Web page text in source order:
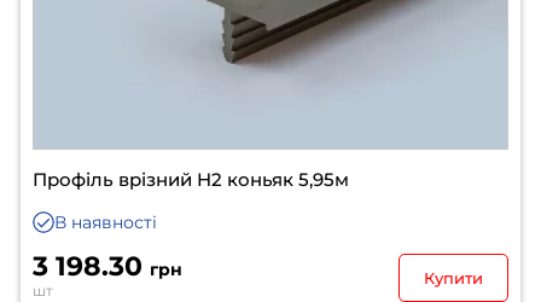
Профіль врізний H2 коньяк 5,95м
В наявності
3 198.30 грн
шт
Купити